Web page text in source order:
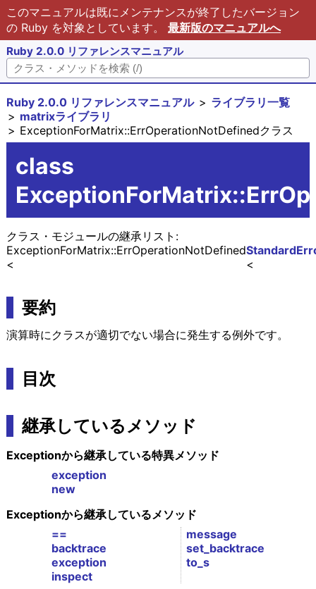
このマニュアルは既にメンテナンスが終了したバージョン
の Ruby を対象としています。 最新版のマニュアルへ
Ruby 2.0.0 リファレンスマニュアル
Ruby 2.0.0 リファレンスマニュアル
ライブラリ一覧
matrixライブラリ
ExceptionForMatrix::ErrOperationNotDefinedクラス
class
クラス・モジュールの継承リスト:
ExceptionForMatrix::ErrOperationNotDefined
要約
演算時にクラスが適切でない場合に発生する例外です。
目次
継承しているメソッド
Exceptionから継承している特異メソッド
exception
new
Exceptionから継承しているメソッド
==
backtrace
exception
inspect
message
set_backtrace
to_s